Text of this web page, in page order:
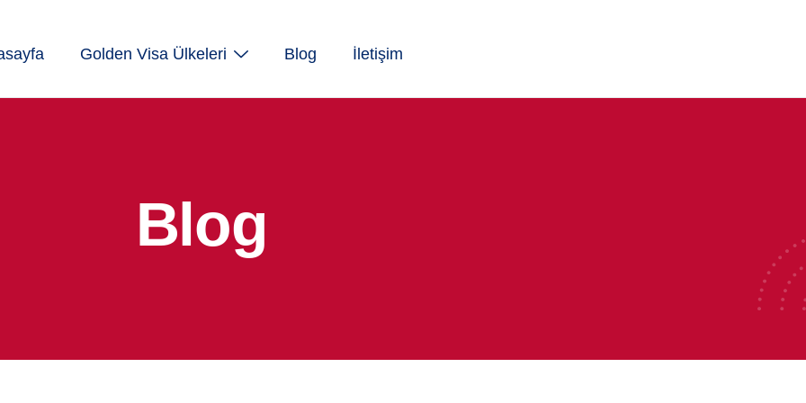
Golden Visa Ülkeleri Blog İletişim
Blog